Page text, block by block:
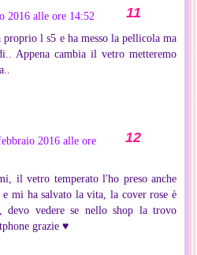
2016 alle ore 14:52
l s5 e ha messo la pellicola ma
Appena cambia il vetro metteremo
2016 alle ore
il vetro temperato l'ho preso anche
mi ha salvato la vita, la cover rose è
devo vedere se nello shop la trovo
grazie ♥